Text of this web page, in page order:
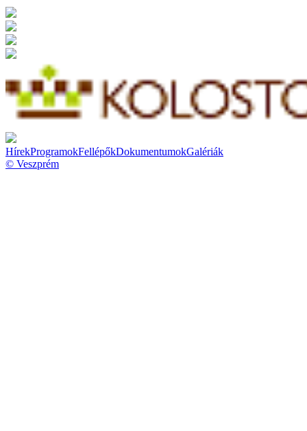
HírekProgramokFellépőkDokumentumokGalériák
© Veszprém